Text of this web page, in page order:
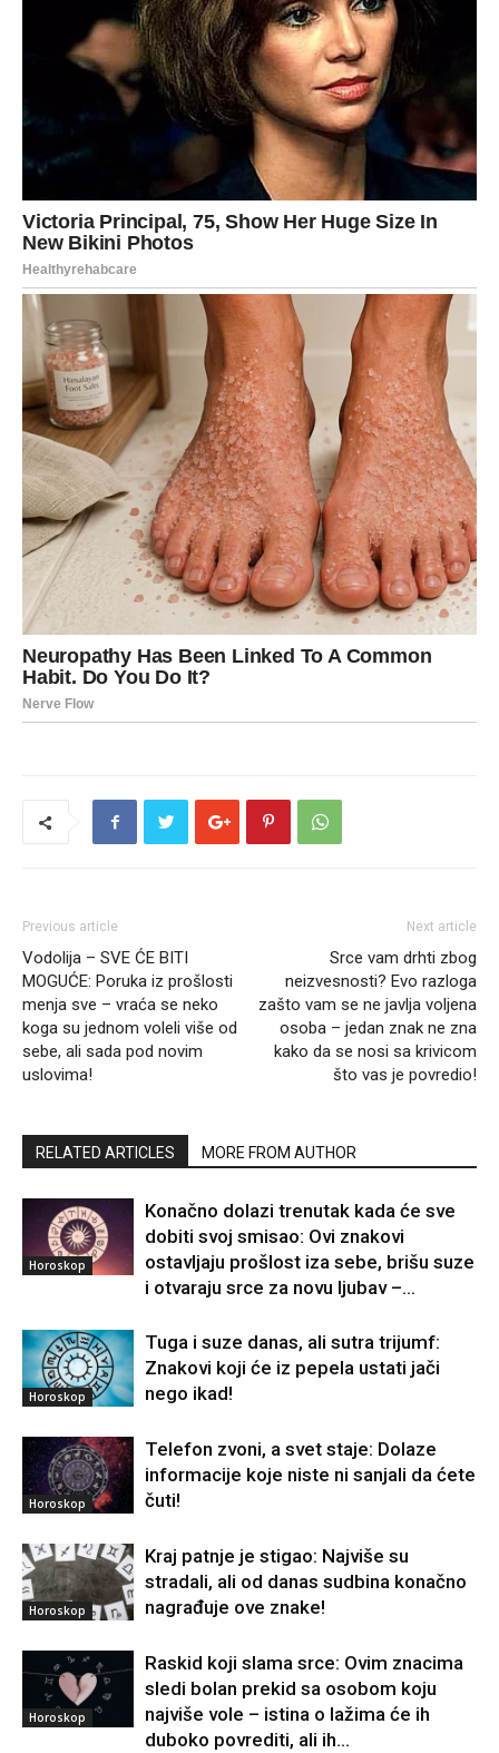
Previous article
Vodolija – SVE ĆE BITI
MOGUĆE: Poruka iz prošlosti
menja sve – vraća se neko
koga su jednom voleli više od
sebe, ali sada pod novim
uslovima!
Next article
Srce vam drhti zbog
neizvesnosti? Evo razloga
zašto vam se ne javlja voljena
osoba – jedan znak ne zna
kako da se nosi sa krivicom
što vas je povredio!
RELATED ARTICLES MORE FROM AUTHOR
Horoskop
Konačno dolazi trenutak kada će sve
dobiti svoj smisao: Ovi znakovi
ostavljaju prošlost iza sebe, brišu suze
i otvaraju srce za novu ljubav –...
Horoskop
Tuga i suze danas, ali sutra trijumf:
Znakovi koji će iz pepela ustati jači
nego ikad!
Horoskop
Telefon zvoni, a svet staje: Dolaze
informacije koje niste ni sanjali da ćete
čuti!
Horoskop
Kraj patnje je stigao: Najviše su
stradali, ali od danas sudbina konačno
nagrađuje ove znake!
Horoskop
Raskid koji slama srce: Ovim znacima
sledi bolan prekid sa osobom koju
najviše vole – istina o lažima će ih
duboko povrediti, ali ih...